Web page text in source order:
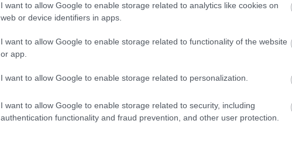
I want to allow Google to enable storage related to analytics like cookies on
web or device identifiers in apps.
I want to allow Google to enable storage related to functionality of the website
or app.
I want to allow Google to enable storage related to personalization.
I want to allow Google to enable storage related to security, including
authentication functionality and fraud prevention, and other user protection.